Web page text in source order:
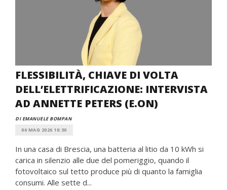
FLESSIBILITÀ, CHIAVE DI VOLTA
DELL’ELETTRIFICAZIONE: INTERVISTA
AD ANNETTE PETERS (E.ON)
DI EMANUELE BOMPAN
06 MAG 2026 10:30
In una casa di Brescia, una batteria al litio da 10 kWh si
carica in silenzio alle due del pomeriggio, quando il
fotovoltaico sul tetto produce più di quanto la famiglia
consumi. Alle sette d...